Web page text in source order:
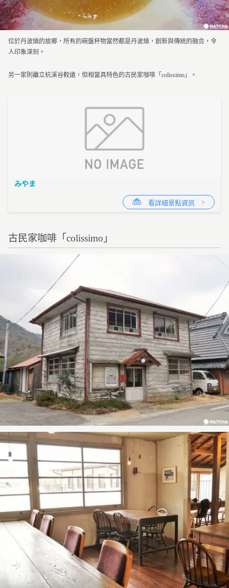
位於丹波燒的故鄉，所有的碗盤杯物當然都是丹波燒，創新與傳統的融合，令
人印象深刻。
另一家則離立杭溪谷較遠，但相當具特色的古民家咖啡「colissimo」。
みやま
看詳細景點資訊
古民家咖啡「colissimo」